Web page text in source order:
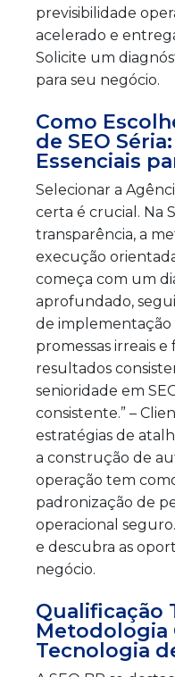
previsibilidade
acelerado e
Solicite um
para seu negócio.
Como
de SEO
Essenciais
Selecionar a
certa é crucial. Na
transparência, a
execução
começa com um
aprofundado,
de implementação
promessas irreais
resultados
senioridade em
consistente.” –
estratégias de
a construção de
operação tem
padronização de
operacional
e descubra as
negócio.
Qualificação
Metodologia
Tecnologia